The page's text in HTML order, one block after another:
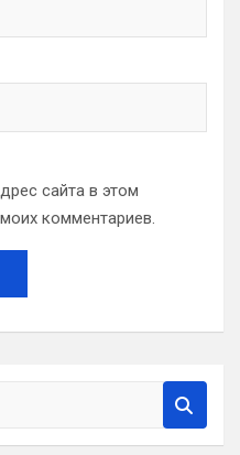
сайта в этом
комментариев.